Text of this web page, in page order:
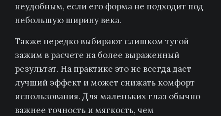
неудобным, если его форма не подходит под
небольшую ширину века.
Также нередко выбирают слишком тугой
зажим в расчете на более выраженный
результат. На практике это не всегда дает
лучший эффект и может снижать комфорт
использования. Для маленьких глаз обычно
важнее точность и мягкость, чем